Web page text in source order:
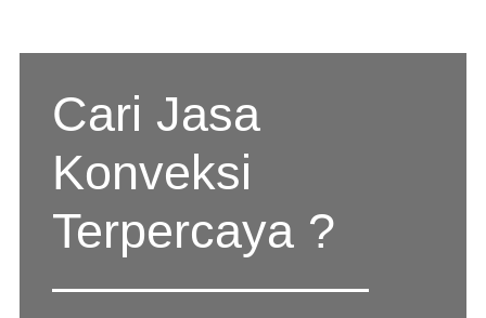
Cari Jasa
Konveksi
Terpercaya ?